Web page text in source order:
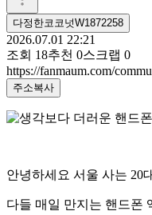
다정한코코넛W1872258
2026.07.01 22:21
조회 18추천 0스크랩 0
https://fanmaum.com/
주소복사
안녕하세요 서울 사는 20
다들 매일 만지는 핸드폰